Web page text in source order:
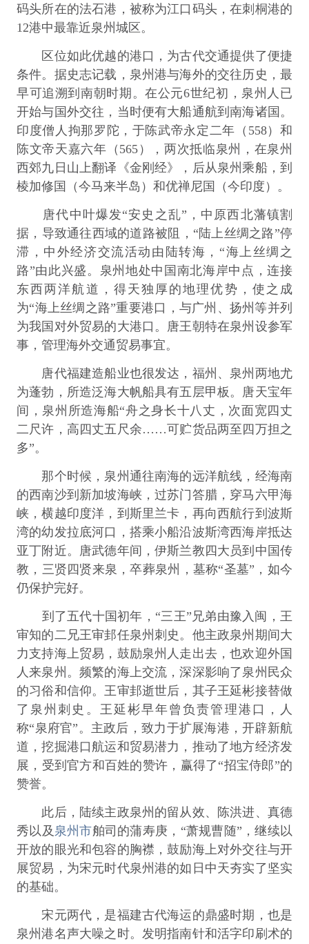
码头所在的法石港，被称为江口码头，在刺桐港的
12港中最靠近泉州城区。
区位如此优越的港口，为古代交通提供了便捷
条件。据史志记载，泉州港与海外的交往历史，最
早可追溯到南朝时期。在公元6世纪初，泉州人已
开始与国外交往，当时便有大船通航到南海诸国。
印度僧人拘那罗陀，于陈武帝永定二年（558）和
陈文帝天嘉六年（565），两次抵临泉州，在泉州
西郊九日山上翻译《金刚经》，后从泉州乘船，到
棱加修国（今马来半岛）和优禅尼国（今印度）。
唐代中叶爆发“安史之乱”，中原西北藩镇割
据，导致通往西域的道路被阻，“陆上丝绸之路”停
滞，中外经济交流活动由陆转海，“海上丝绸之
路”由此兴盛。泉州地处中国南北海岸中点，连接
东西两洋航道，得天独厚的地理优势，使之成
为“海上丝绸之路”重要港口，与广州、扬州等并列
为我国对外贸易的大港口。唐王朝特在泉州设参军
事，管理海外交通贸易事宜。
唐代福建造船业也很发达，福州、泉州两地尤
为蓬勃，所造泛海大帆船具有五层甲板。唐天宝年
间，泉州所造海船“舟之身长十八丈，次面宽四丈
二尺许，高四丈五尺余……可贮货品两至四万担之
多”。
那个时候，泉州通往南海的远洋航线，经海南
的西南沙到新加坡海峡，过苏门答腊，穿马六甲海
峡，横越印度洋，到斯里兰卡，再向西航行到波斯
湾的幼发拉底河口，搭乘小船沿波斯湾西海岸抵达
亚丁附近。唐武德年间，伊斯兰教四大员到中国传
教，三贤四贤来泉，卒葬泉州，墓称“圣墓”，如今
仍保护完好。
到了五代十国初年，“三王”兄弟由豫入闽，王
审知的二兄王审邽任泉州刺史。他主政泉州期间大
力支持海上贸易，鼓励泉州人走出去，也欢迎外国
人来泉州。频繁的海上交流，深深影响了泉州民众
的习俗和信仰。王审邽逝世后，其子王延彬接替做
了泉州刺史。王延彬早年曾负责管理港口，人
称“泉府官”。主政后，致力于扩展海港，开辟新航
道，挖掘港口航运和贸易潜力，推动了地方经济发
展，受到官方和百姓的赞许，赢得了“招宝侍郎”的
赞誉。
此后，陆续主政泉州的留从效、陈洪进、真德
秀以及 泉州市舶司的蒲寿庚，“萧规曹随”，继续以
开放的眼光和包容的胸襟，鼓励海上对外交往与开
展贸易，为宋元时代泉州港的如日中天夯实了坚实
的基础。
宋元两代，是福建古代海运的鼎盛时期，也是
泉州港名声大噪之时。发明指南针和活字印刷术的